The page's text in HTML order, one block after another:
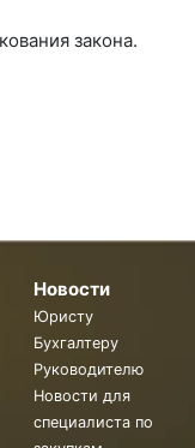
закона.
Новости
Юристу
Бухгалтеру
Руководителю
Новости для
специалиста по